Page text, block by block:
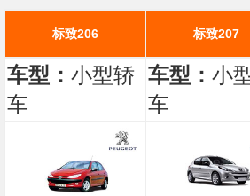
标致206 标致207
车型： 小型轿
车
车型： 小
车